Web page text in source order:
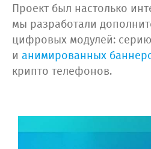
Проект был настолько
мы разработали
цифровых модулей:
и анимированных
крипто телефонов.